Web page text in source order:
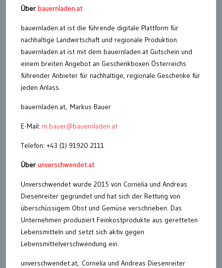
Über bauernladen.at
bauernladen.at ist die führende digitale Plattform für
nachhaltige Landwirtschaft und regionale Produktion.
bauernladen.at ist mit dem bauernladen.at Gutschein und
einem breiten Angebot an Geschenkboxen Österreichs
führender Anbieter für nachhaltige, regionale Geschenke für
jeden Anlass.
bauernladen.at, Markus Bauer
E-Mail: m.bauer@bauernladen.at
Telefon: +43 (1) 91920 2111
Über unverschwendet.at
Unverschwendet wurde 2015 von Cornelia und Andreas
Diesenreiter gegründet und hat sich der Rettung von
überschüssigem Obst und Gemüse verschrieben. Das
Unternehmen produziert Feinkostprodukte aus geretteten
Lebensmitteln und setzt sich aktiv gegen
Lebensmittelverschwendung ein.
unverschwendet.at, Cornelia und Andreas Diesenreiter